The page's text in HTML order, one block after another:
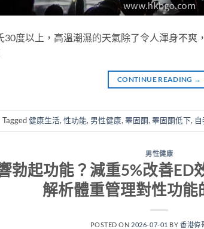
30度以上，高溫潮濕的天氣除了令人渾身不
CONTINUE READING →
Tagged健康生活,性功能, 男性健康,睪固酮,睪固酮低下,
男性健康
勃起功能？減重5%改善ED
解析體重管理對性功能
POSTED ON 2026-07-01 BY香港偉